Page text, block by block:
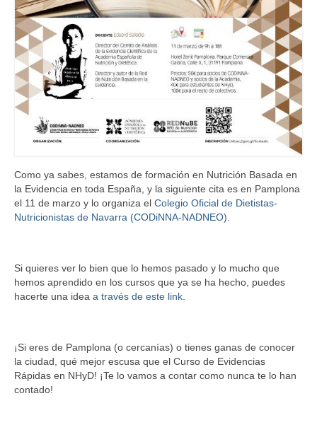
Como ya sabes, estamos de formación en Nutrición Basada en
la Evidencia en toda España, y la siguiente cita es en Pamplona
el 11 de marzo y lo organiza el Colegio Oficial de Dietistas-
Nutricionistas de Navarra (CODiNNA-NADNEO)
Si quieres ver lo bien que lo hemos pasado y lo mucho que
hemos aprendido en los cursos que ya se ha hecho, puedes
hacerte una idea a través de este link
¡Si eres de Pamplona (o cercanías) o tienes ganas de conocer
la ciudad, qué mejor escusa que el Curso de Evidencias
Rápidas en NHyD! ¡Te lo vamos a contar como nunca te lo han
contado!